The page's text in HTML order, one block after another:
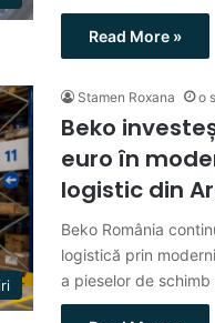
Read More »
Stamen Roxana o
Beko
euro în
logistic din
Beko România
logistică prin
a pieselor de